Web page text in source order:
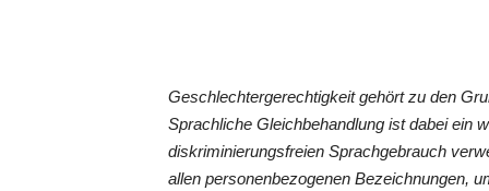
Geschlechtergerechtigkeit gehört zu den
Sprachliche Gleichbehandlung ist dabei ein
diskriminierungsfreien Sprachgebrauch
allen personenbezogenen Bezeichnungen,